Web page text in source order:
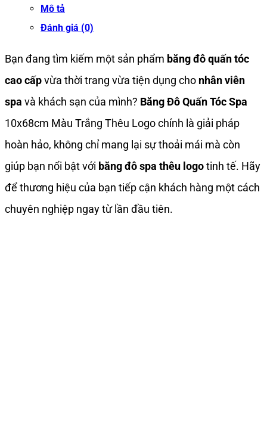
Mô tả
Đánh giá (0)
Bạn đang tìm kiếm một sản phẩm băng đô quấn tóc
cao cấpvừa thời trang vừa tiện dụng cho nhân viên
spa và khách sạn của mình? Băng Đô Quấn Tóc Spa
10x68cm Màu Trắng Thêu Logo chính là giải pháp
hoàn hảo, không chỉ mang lại sự thoải mái mà còn
giúp bạn nổi bật với băng đô spa thêu logotinh tế. Hãy
để thương hiệu của bạn tiếp cận khách hàng một cách
chuyên nghiệp ngay từ lần đầu tiên.